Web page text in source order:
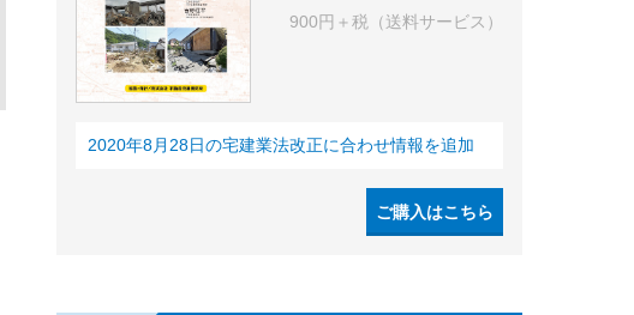
900円＋税（送料サービス）
2020年8月28日の宅建業法改正に合わせ情報を追加
ご購入はこちら